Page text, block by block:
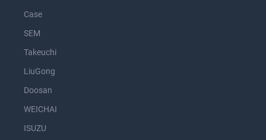
Case
SEM
Takeuchi
LiuGong
Doosan
WEICHAI
ISUZU